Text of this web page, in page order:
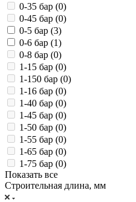
0-35 бар (0)
0-45 бар (0)
0-5 бар (3)
0-6 бар (1)
0-8 бар (0)
1-15 бар (0)
1-150 бар (0)
1-16 бар (0)
1-40 бар (0)
1-45 бар (0)
1-50 бар (0)
1-55 бар (0)
1-65 бар (0)
1-75 бар (0)
Показать все
Строительная длина, мм